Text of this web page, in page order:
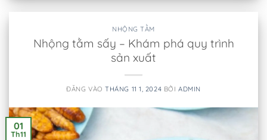
NHỘNG TẰM
Nhộng tằm sấy – Khám phá quy trình
sản xuất
ĐĂNG VÀOTHÁNG 11 1, 2024 BỞI ADMIN
01
Th11